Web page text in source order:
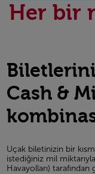
Her bir
Cash &
Uçak biletinizin bir
istediğiniz mil
Havayolları)